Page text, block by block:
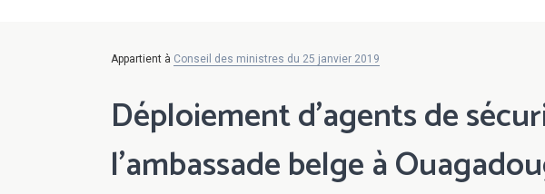
Appartient à Conseil des ministres du 25 janvier 2019
Déploiement d’agents de
l’ambassade belge à